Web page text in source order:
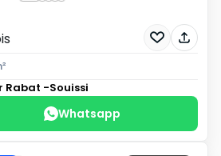
Rabat -Souissi
Whatsapp